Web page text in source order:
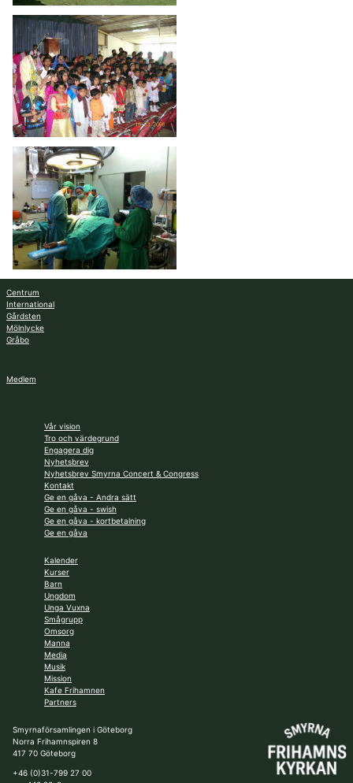
Centrum
International
Gårdsten
Mölnlycke
Gråbo
Medlem
Vår vision
Tro och värdegrund
Engagera dig
Nyhetsbrev
Nyhetsbrev Smyrna Concert & Congress
Kontakt
Ge en gåva - Andra sätt
Ge en gåva - swish
Ge en gåva - kortbetalning
Ge en gåva
Kalender
Kurser
Barn
Ungdom
Unga Vuxna
Smågrupp
Omsorg
Manna
Media
Musik
Mission
Kafe Frihamnen
Partners
Smyrnaförsamlingen i Göteborg
Norra Frihamnspiren 8
417 70 Göteborg
+46 (0)31-799 27 00